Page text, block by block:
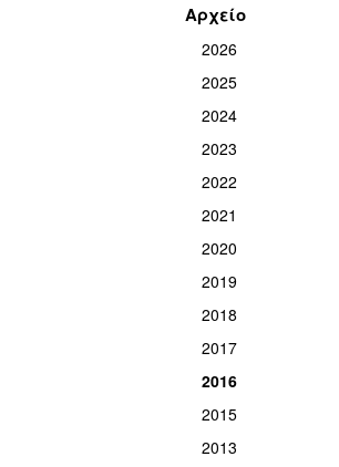
Αρχείο
2026
2025
2024
2023
2022
2021
2020
2019
2018
2017
2016
2015
2013